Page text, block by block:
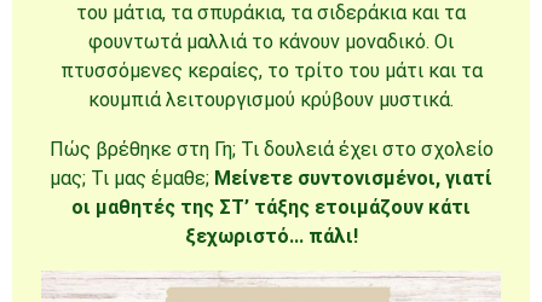
του μάτια, τα σπυράκια, τα σιδεράκια και τα
φουντωτά μαλλιά το κάνουν μοναδικό. Οι
πτυσσόμενες κεραίες, το τρίτο του μάτι και τα
κουμπιά λειτουργισμού κρύβουν μυστικά.
Πώς βρέθηκε στη Γη; Τι δουλειά έχει στο σχολείο
μας; Τι μας έμαθε; Μείνετε συντονισμένοι, γιατί
οι μαθητές της ΣΤ’ τάξης ετοιμάζουν κάτι
ξεχωριστό… πάλι!